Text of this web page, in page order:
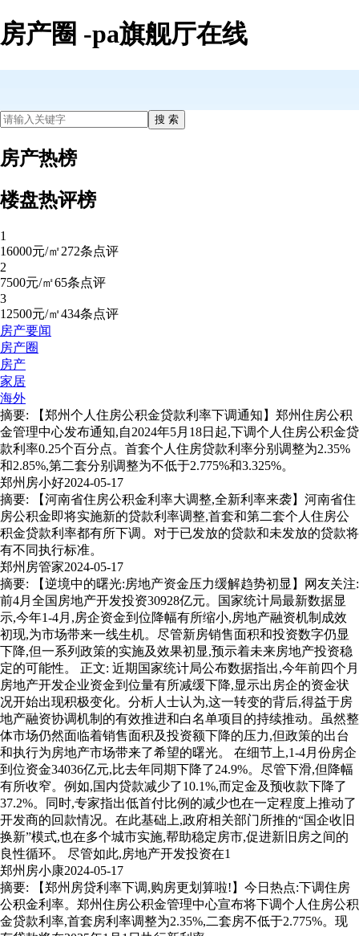
房产圈 -pa旗舰厅在线
房产热榜
楼盘热评榜
1
16000元/㎡272条点评
2
7500元/㎡65条点评
3
12500元/㎡434条点评
房产要闻
房产圈
房产
家居
海外
摘要: 【郑州个人住房公积金贷款利率下调通知】郑州住房公积
金管理中心发布通知,自2024年5月18日起,下调个人住房公积金贷
款利率0.25个百分点。首套个人住房贷款利率分别调整为2.35%
和2.85%,第二套分别调整为不低于2.775%和3.325%。
郑州房小好2024-05-17
摘要: 【河南省住房公积金利率大调整,全新利率来袭】河南省住
房公积金即将实施新的贷款利率调整,首套和第二套个人住房公
积金贷款利率都有所下调。对于已发放的贷款和未发放的贷款将
有不同执行标准。
郑州房管家2024-05-17
摘要: 【逆境中的曙光:房地产资金压力缓解趋势初显】网友关注:
前4月全国房地产开发投资30928亿元。国家统计局最新数据显
示,今年1-4月,房企资金到位降幅有所缩小,房地产融资机制成效
初现,为市场带来一线生机。尽管新房销售面积和投资数字仍显
下降,但一系列政策的实施及效果初显,预示着未来房地产投资稳
定的可能性。 正文: 近期国家统计局公布数据指出,今年前四个月
房地产开发企业资金到位量有所减缓下降,显示出房企的资金状
况开始出现积极变化。分析人士认为,这一转变的背后,得益于房
地产融资协调机制的有效推进和白名单项目的持续推动。虽然整
体市场仍然面临着销售面积及投资额下降的压力,但政策的出台
和执行为房地产市场带来了希望的曙光。 在细节上,1-4月份房企
到位资金34036亿元,比去年同期下降了24.9%。尽管下滑,但降幅
有所收窄。例如,国内贷款减少了10.1%,而定金及预收款下降了
37.2%。同时,专家指出低首付比例的减少也在一定程度上推动了
开发商的回款情况。在此基础上,政府相关部门所推的“国企收旧
换新”模式,也在多个城市实施,帮助稳定房市,促进新旧房之间的
良性循环。 尽管如此,房地产开发投资在1
郑州房小康2024-05-17
摘要: 【郑州房贷利率下调,购房更划算啦!】今日热点:下调住房
公积金利率。郑州住房公积金管理中心宣布将下调个人住房公积
金贷款利率,首套房利率调整为2.35%,二套房不低于2.775%。现